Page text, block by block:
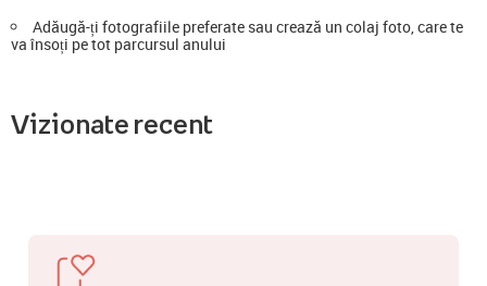
Adăugă-ți fotografiile preferate sau crează un colaj foto, care te
va însoți pe tot parcursul anului
Vizionate recent